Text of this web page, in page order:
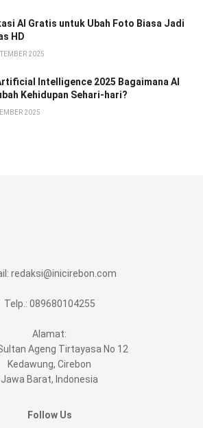
AI Gratis untuk Ubah Foto Biasa Jadi
HD
2025
Intelligence 2025 Bagaimana AI
Kehidupan Sehari-hari?
2025
redaksi@inicirebon.com
Telp.: 089680104255
Alamat:
Ageng Tirtayasa No 12
Kedawung, Cirebon
Jawa Barat, Indonesia
Follow Us